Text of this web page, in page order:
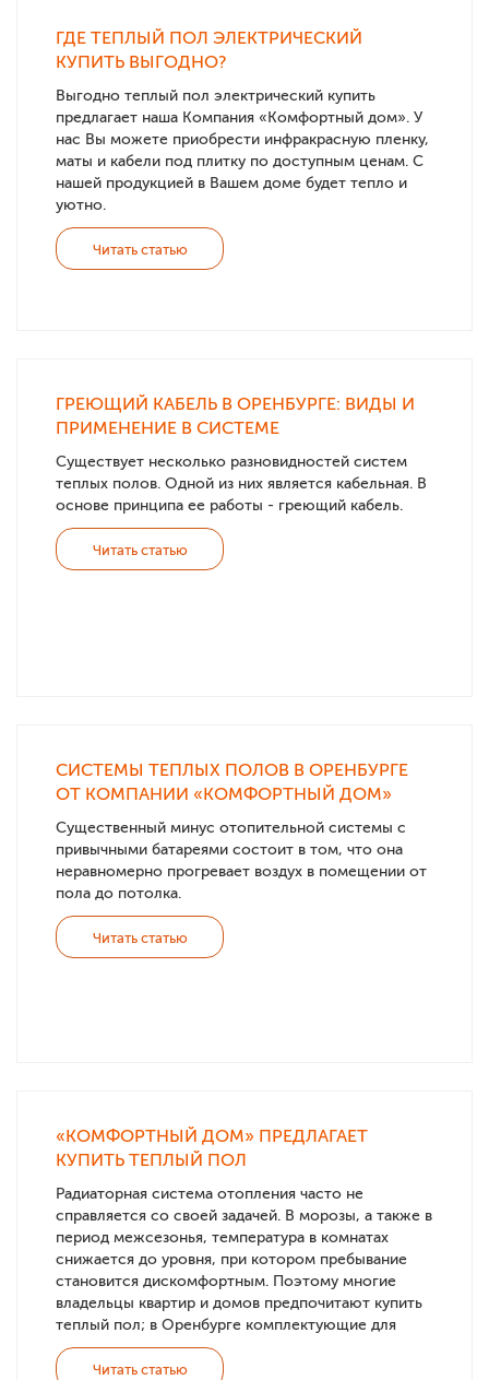
ГДЕ ТЕПЛЫЙ ПОЛ ЭЛЕКТРИЧЕСКИЙ
КУПИТЬ ВЫГОДНО?
Выгодно теплый пол электрический купить
предлагает наша Компания «Комфортный дом». У
нас Вы можете приобрести инфракрасную пленку,
маты и кабели под плитку по доступным ценам. С
нашей продукцией в Вашем доме будет тепло и
уютно.
Читать статью
ГРЕЮЩИЙ КАБЕЛЬ В ОРЕНБУРГЕ: ВИДЫ И
ПРИМЕНЕНИЕ В СИСТЕМЕ
Существует несколько разновидностей систем
теплых полов. Одной из них является кабельная. В
основе принципа ее работы - греющий кабель.
Читать статью
СИСТЕМЫ ТЕПЛЫХ ПОЛОВ В ОРЕНБУРГЕ
ОТ КОМПАНИИ «КОМФОРТНЫЙ ДОМ»
Существенный минус отопительной системы с
привычными батареями состоит в том, что она
неравномерно прогревает воздух в помещении от
пола до потолка.
Читать статью
«КОМФОРТНЫЙ ДОМ» ПРЕДЛАГАЕТ
КУПИТЬ ТЕПЛЫЙ ПОЛ
Радиаторная система отопления часто не
справляется со своей задачей. В морозы, а также в
период межсезонья, температура в комнатах
снижается до уровня, при котором пребывание
становится дискомфортным. Поэтому многие
владельцы квартир и домов предпочитают купить
теплый пол; в Оренбурге комплектующие для
создания систем можно найти в нашей компании
«Комфортный дом».
Читать статью